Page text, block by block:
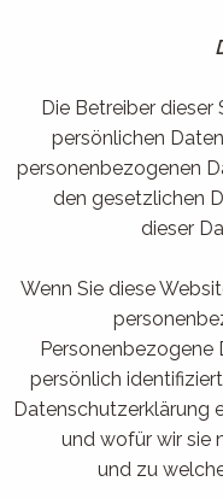
Die Betreiber dieser
persönlichen
personenbezogenen
den gesetzlichen
dieser
Wenn Sie diese
Personenbezogene
persönlich
Datenschutzerklärung
und wofür wir sie
und zu